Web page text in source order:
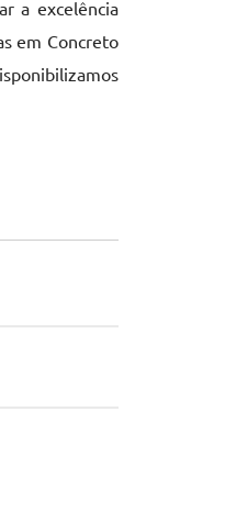
a excelência
em Concreto